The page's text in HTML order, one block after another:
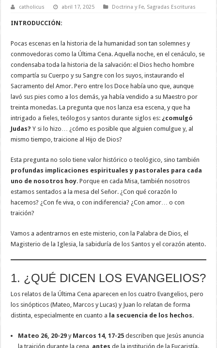
catholicus abril 17, 2025 Doctrina y Fe, Sagradas Escrituras
INTRODUCCIÓN:
Pocas escenas en la historia de la humanidad son tan solemnes y
conmovedoras como la Última Cena. Aquella noche, en el cenáculo, se
condensaba toda la historia de la salvación: el Dios hecho hombre
compartía su Cuerpo y su Sangre con los suyos, instaurando el
Sacramento del Amor. Pero entre los Doce había uno que, aunque
lavó sus pies como a los demás, ya había vendido a su Maestro por
treinta monedas. La pregunta que nos lanza esa escena, y que ha
intrigado a fieles, teólogos y santos durante siglos es: ¿comulgó
Judas? Y si lo hizo… ¿cómo es posible que alguien comulgue y, al
mismo tiempo, traicione al Hijo de Dios?
Esta pregunta no solo tiene valor histórico o teológico, sino también
profundas implicaciones espirituales y pastorales para cada
uno de nosotros hoy. Porque en cada Misa, también nosotros
estamos sentados a la mesa del Señor. ¿Con qué corazón lo
hacemos? ¿Con fe viva, o con indiferencia? ¿Con amor… o con
traición?
Vamos a adentrarnos en este misterio, con la Palabra de Dios, el
Magisterio de la Iglesia, la sabiduría de los Santos y el corazón atento.
1. ¿QUÉ DICEN LOS EVANGELIOS?
Los relatos de la Última Cena aparecen en los cuatro Evangelios, pero
los sinópticos (Mateo, Marcos y Lucas) y Juan lo relatan de forma
distinta, especialmente en cuanto a la secuencia de los hechos.
Mateo 26, 20-29 y Marcos 14, 17-25 describen que Jesús anuncia
la traición durante la cena, antes de la institución de la Eucaristía.